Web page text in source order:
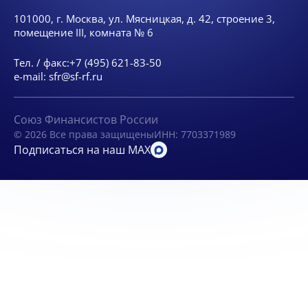
101000, г. Москва, ул. Мясницкая, д. 42, строение 3,
помещение III, комната № 6
Тел. / факс:+7 (495) 621-83-50
e-mail: sfr@sf-rf.ru
Союз Финансистов России
© 2026 Все права защищеныИНН: 7703371989
Подписаться на наш MAX